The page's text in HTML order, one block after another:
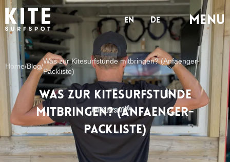
en de MENu
Home/Blog/
Was zur Kitesurfstunde mitbringen? (Anfaenger-
Packliste)
Was zur Kitesurfstunde
mitbringen? (Anfaenger-
Packliste)